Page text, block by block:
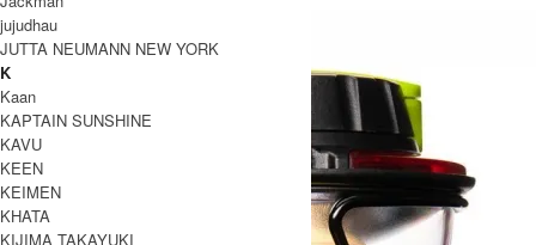
jujudhau
JUTTA NEUMANN NEW YORK
K
Kaan
KAPTAIN SUNSHINE
KAVU
KEEN
KEIMEN
KHATA
KIJIMA TAKAYUKI